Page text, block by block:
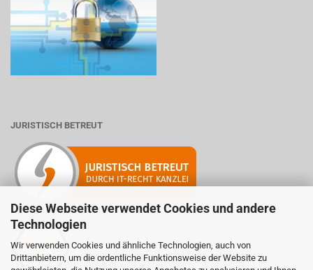
Diese Webseite verwendet Cookies und andere
Technologien
Wir verwenden Cookies und ähnliche Technologien, auch von
Drittanbietern, um die ordentliche Funktionsweise der Website zu
JURISTISCH BETREUT
Mitglied der Initiative "Fairness im Handel".
Informationen zur Initiative: